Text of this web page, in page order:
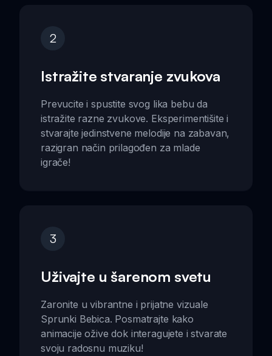
2
Istražite stvaranje zvukova
Prevucite i spustite svog lika bebu da
istražite razne zvukove. Eksperimentišite i
stvarajte jedinstvene melodije na zabavan,
razigran način prilagođen za mlade
igrače!
3
Uživajte u šarenom svetu
Zaronite u vibrantne i prijatne vizuale
Sprunki Bebica. Posmatrajte kako
animacije ožive dok interagujete i stvarate
svoju radosnu muziku!